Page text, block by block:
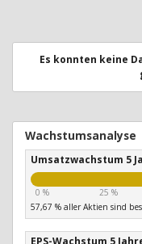
Es konnten keine
Wachstumsanalyse
Umsatzwachstum 5
0 % 25 %
57,67 % aller Aktien sind